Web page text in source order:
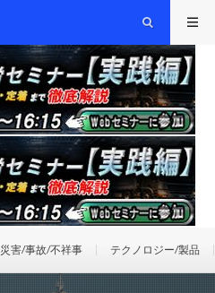
災害/事故/不祥事 テクノロジー/製品